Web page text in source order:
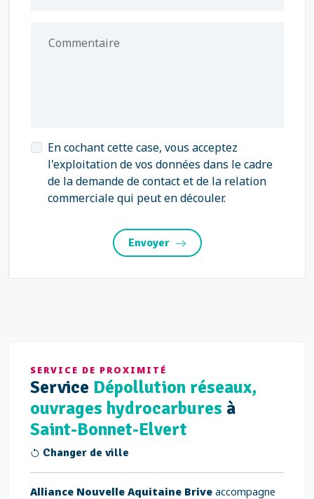
Commentaire
En cochant cette case, vous acceptez
l'exploitation de vos données dans le cadre
de la demande de contact et de la relation
commerciale qui peut en découler.
Envoyer
SERVICE DE PROXIMITÉ
Service Dépollution réseaux,
ouvrages hydrocarbures à
Saint-Bonnet-Elvert
Changer de ville
Alliance Nouvelle Aquitaine Brive accompagne